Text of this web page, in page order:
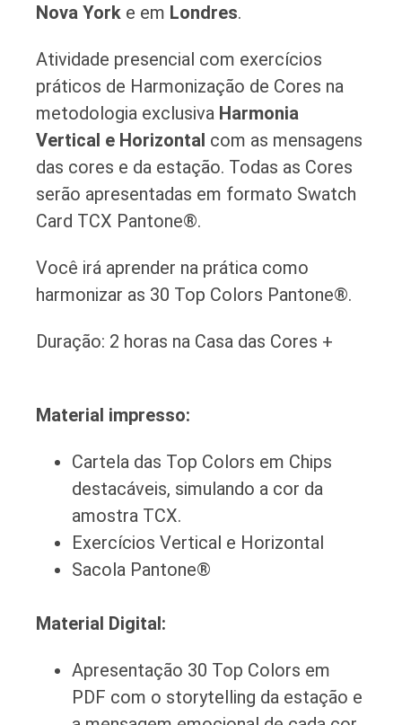
Nova York e em Londres.
Atividade presencial com exercícios
práticos de Harmonização de Cores na
metodologia exclusiva Harmonia
Vertical e Horizontal com as mensagens
das cores e da estação. Todas as Cores
serão apresentadas em formato Swatch
Card TCX Pantone®.
Você irá aprender na prática como
harmonizar as 30 Top Colors Pantone®.
Duração: 2 horas na Casa das Cores +
Material impresso:
Cartela das Top Colors em Chips
destacáveis, simulando a cor da
amostra TCX.
Exercícios Vertical e Horizontal
Sacola Pantone®
Material Digital:
Apresentação 30 Top Colors em
PDF com o storytelling da estação e